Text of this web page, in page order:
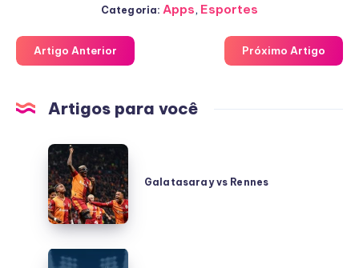
Categoria: Apps, Esportes
Artigo Anterior Próximo Artigo
Artigos para você
Galatasaray
vs
Rennes
Galatasaray vs Rennes
Trabzonspor